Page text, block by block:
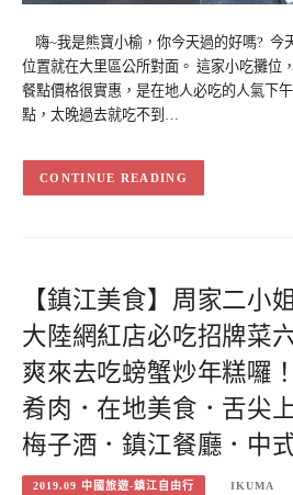
嗨~我是熊寶小榆，你今天過的好嗎? 今
位置就在大里區公所對面。 這家小吃攤位
餐點價格很實惠，是在地人必吃的人氣下
點，太晚過去就吃不到…
CONTINUE READING
【鎮江美食】周家二小
大陸網紅店必吃招牌菜
爽來去吃螃蟹炒年糕囉
肴肉．在地美食．舌尖
梅子酒．鎮江餐廳．中
2019.09 中國旅遊-鎮江自由行 IKUMA